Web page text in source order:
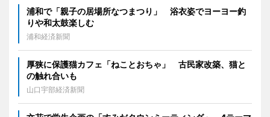
浦和で「親子の居場所なつまつり」 浴衣姿でヨーヨー釣
りや和太鼓楽しむ
浦和経済新聞
厚狭に保護猫カフェ「ねことおちゃ」 古民家改築、猫と
の触れ合いも
山口宇部経済新聞